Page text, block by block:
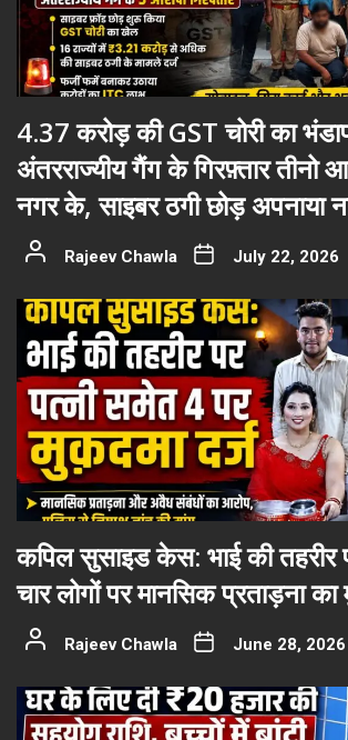
4.37 करोड़ की GST चोरी का
अंतरराज्यीय गैंग के गिरफ़्तार तीनो
नगर के, साइबर ठगी छोड़ अपनाया
Rajeev Chawla July 22, 2026
कपिल सुसाइड केस: भाई की तहरीर
चार लोगों पर मानसिक प्रताड़ना
Rajeev Chawla June 28, 2026